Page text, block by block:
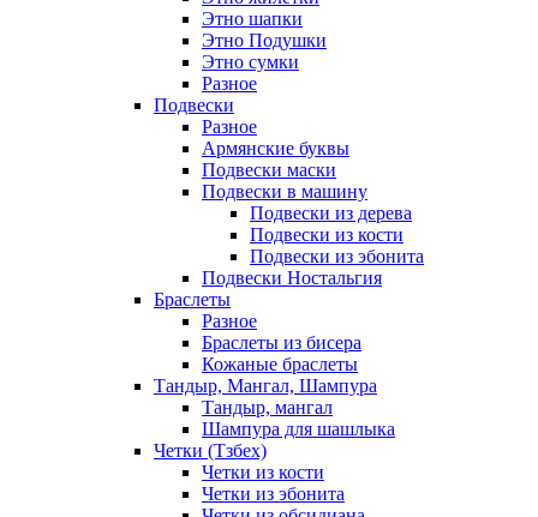
Этно шапки
Этно Подушки
Этно сумки
Разное
Подвески
Разное
Армянские буквы
Подвески маски
Подвески в машину
Подвески из дерева
Подвески из кости
Подвески из эбонита
Подвески Ностальгия
Браслеты
Разное
Браслеты из бисера
Кожаные браслеты
Тандыр, Мангал, Шампура
Тандыр, мангал
Шампура для шашлыка
Четки (Тзбех)
Четки из кости
Четки из эбонита